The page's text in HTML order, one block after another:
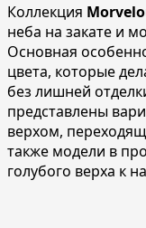
Коллекция
неба на закате и
Основная
цвета, которые
без лишней
представлены
верхом,
также модели в
голубого верха к